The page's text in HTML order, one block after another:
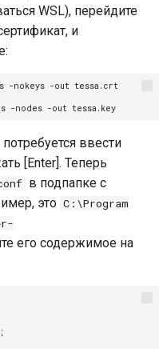
WSL), перейдите
и
-nokeys -out tessa.crt
ввести
[Enter]. Теперь
в подпапке с
это C:\Program
его содержимое на